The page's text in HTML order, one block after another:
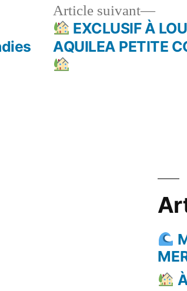
précédent :
Article suivant
Article
EXCLUSIF À
AQUILEA PETITE